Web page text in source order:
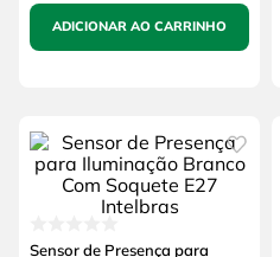
ADICIONAR AO CARRINHO
Sensor de Presença para